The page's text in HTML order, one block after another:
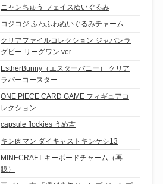
ニャンちゅう フェイスぬいぐるみ
コジコジ ふわふわぬいぐるみチャーム
クリアファイルコレクション ジャパンラ
グビー リーグワン ver.
EstherBunny（エスターバニー） クリア
ラバーコースター
ONE PIECE CARD GAME フィギュアコ
レクション
capsule flockies うめ吉
キン肉マン ダイキャストキンケシ13
MINECRAFT キーボードチャーム（再
販）